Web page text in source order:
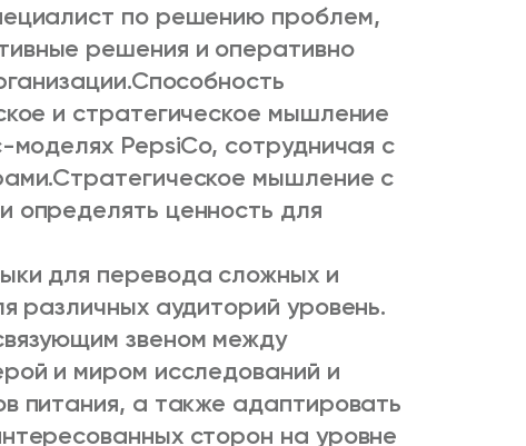
по решению проблем,
решения и оперативно
Способность
и стратегическое мышление
моделях PepsiCo, сотрудничая с
Стратегическое мышление с
определять ценность для
для перевода сложных и
различных аудиторий уровень.
звеном между
и миром исследований и
питания, а также адаптировать
сторон на уровне